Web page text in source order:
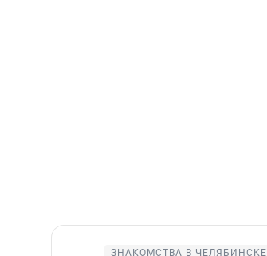
ЗНАКОМСТВА В ЧЕЛЯБИНСКЕ